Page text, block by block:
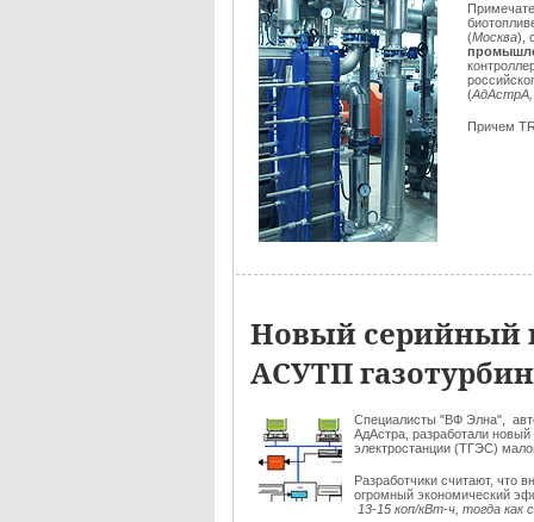
(Москва),
(АдАстрА,
Причем
Новый серийный
АСУТП
Специалисты "ВФ Элна",
АдАстра, разработали
электростанции (ТГЭС)
Разработчики считают, что
огромный экономический
13-15 коп/кВт-ч, тогда как